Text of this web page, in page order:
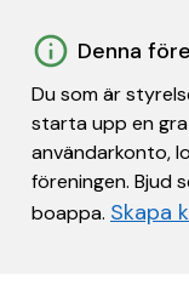
Denna
Du som är
starta upp en
användarkonto,
föreningen. Bjud
boappa. Skapa